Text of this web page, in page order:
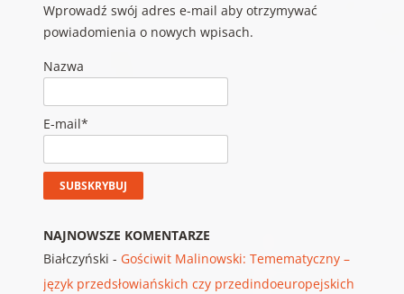
Wprowadź swój adres e-mail aby otrzymywać
powiadomienia o nowych wpisach.
Nazwa
E-mail*
NAJNOWSZE KOMENTARZE
Białczyński - Gościwit Malinowski: Temematyczny –
język przedsłowiańskich czy przedindoeuropejskich